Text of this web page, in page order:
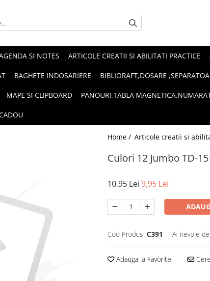
SI NOTES ARTICOLE CREATII SI ABILITATI PRACTICE
BAGHETE INDOSARIERE BIBLIORAFT,DOSARE
MAPE SI CLIPBOARD PANOURI,TABLA
Home / Articole creatii si
Culori 12 Jumbo TD-
10,95 Lei9,95 Lei
Cod Produs: C391 Ai nevoie
Adauga la Favorite